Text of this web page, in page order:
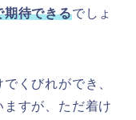
期待できるでしょ
くびれができ、
すが、ただ着け